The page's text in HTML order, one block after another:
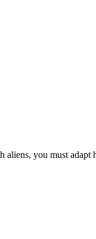
aliens, you must